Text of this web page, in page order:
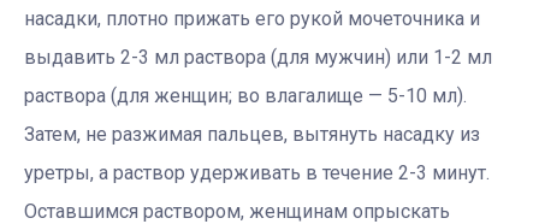
насадки, плотно прижать его рукой мочеточника и
выдавить 2-3 мл раствора (для мужчин) или 1-2 мл
раствора (для женщин; во влагалище — 5-10 мл).
Затем, не разжимая пальцев, вытянуть насадку из
уретры, а раствор удерживать в течение 2-3 минут.
Оставшимся раствором, женщинам опрыскать